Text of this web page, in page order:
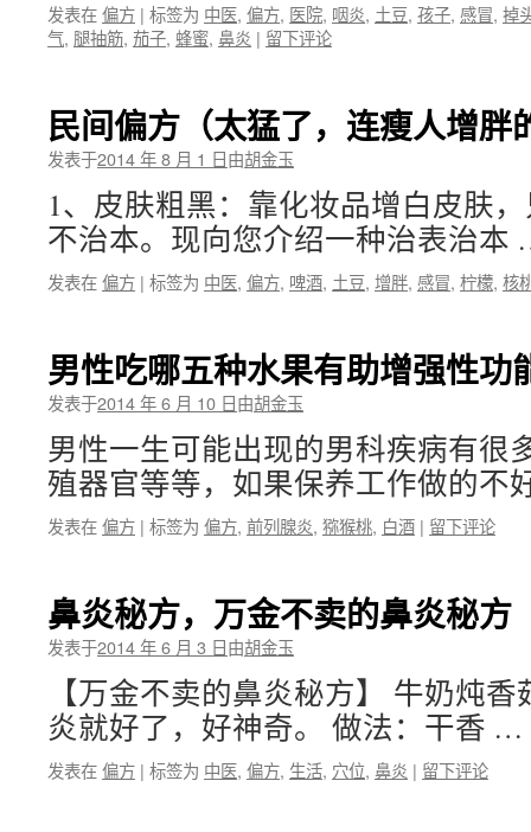
发表在偏方 | 标签为 中医, 偏方, 医院, 咽炎, 土豆, 孩子, 感冒, 掉
气, 腿抽筋, 茄子, 蜂蜜, 鼻炎 | 留下评论
民间偏方（太猛了，连瘦人增胖
发表于2014 年 8 月 1 日由胡金玉
1、皮肤粗黑：靠化妆品增白皮肤
不治本。现向您介绍一种治表治
发表在偏方 | 标签为 中医, 偏方, 啤酒, 土豆, 增胖, 感冒, 柠檬, 核
男性吃哪五种水果有助增强性功
发表于2014 年 6 月 10 日由胡金玉
男性一生可能出现的男科疾病有很
殖器官等等，如果保养工作做的
发表在偏方 | 标签为 偏方, 前列腺炎, 猕猴桃, 白酒 | 留下评论
鼻炎秘方，万金不卖的鼻炎秘方
发表于2014 年 6 月 3 日由胡金玉
【万金不卖的鼻炎秘方】 牛奶炖
炎就好了，好神奇。 做法：干香 …
发表在偏方 | 标签为 中医, 偏方, 生活, 穴位, 鼻炎 | 留下评论